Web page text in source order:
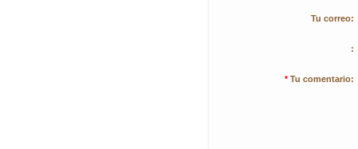
Tu correo:
:
* Tu comentario: